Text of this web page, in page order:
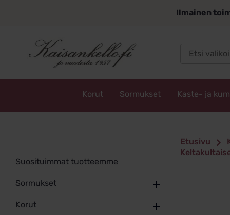
Ilmainen
Korut Sormukset Kaste- ja
Suosituimmat tuotteemme
Sormukset
Korut
Etusivu